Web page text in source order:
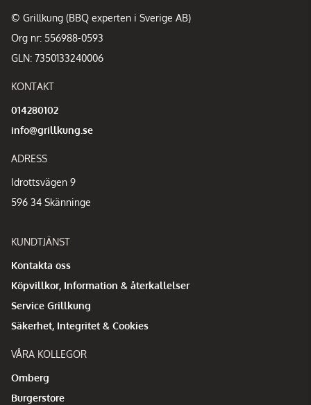
© Grillkung (BBQ experten i Sverige AB)
Org nr: 556988-0593
GLN: 7350133240006
KONTAKT
014280102
info@grillkung.se
ADRESS
Idrottsvägen 9
596 34 Skänninge
KUNDTJÄNST
Kontakta oss
Köpvillkor, Information & återkallelser
Service Grillkung
Säkerhet, Integritet & Cookies
VÅRA KOLLEGOR
Omberg
Burgerstore